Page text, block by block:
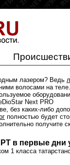
лазером? Ведь
волосами на
Next PRO
без каких-либо
полностью будет
получите
в первые
1 класса